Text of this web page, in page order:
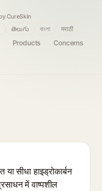
CureSkin
Products
Concerns
తెలుగు বাংলা मराठी
सीधा हाइड्रोकार्बन
में वाष्पशील